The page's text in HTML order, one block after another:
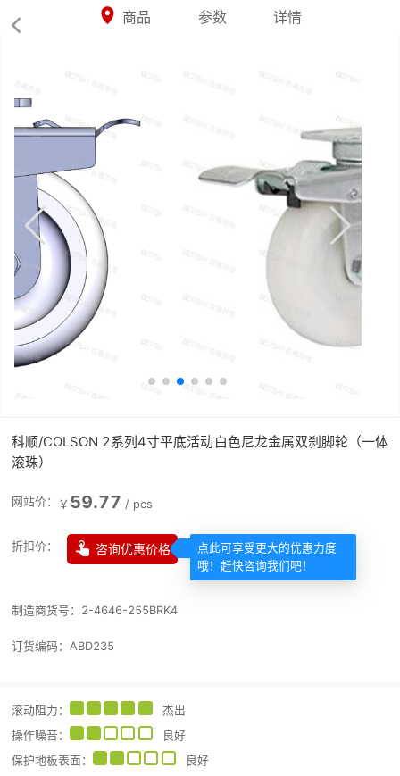

 商品 参数 详情
科顺/COLSON 2系列4寸平底活动白色尼龙金属双刹脚轮（一体
滚珠）
网站价： ￥ 59.77 / pcs
折扣价：  咨询优惠价格
点此可享受更大的优惠力度
哦！赶快咨询我们吧！
制造商货号： 2-4646-255BRK4
订货编码： ABD235
滚动阻力 ：
杰出
操作噪音 ：
良好
保护地板表面 ： 良好